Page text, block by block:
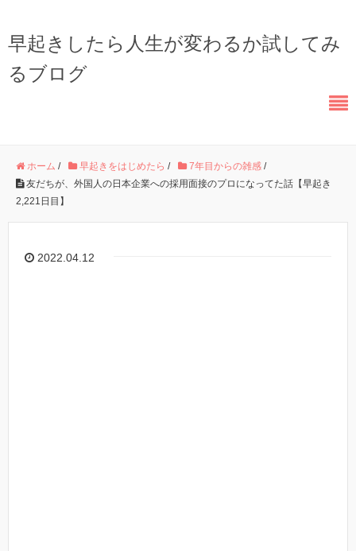
早起きしたら人生が変わるか試してみ
るブログ
ホーム / 早起きをはじめたら / 7年目からの雑感 /
友だちが、外国人の日本企業への採用面接のプロになってた話【早起き
2,221日目】
2022.04.12